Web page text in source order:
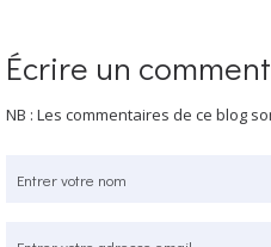
Écrire un
NB : Les commentaires de ce blog